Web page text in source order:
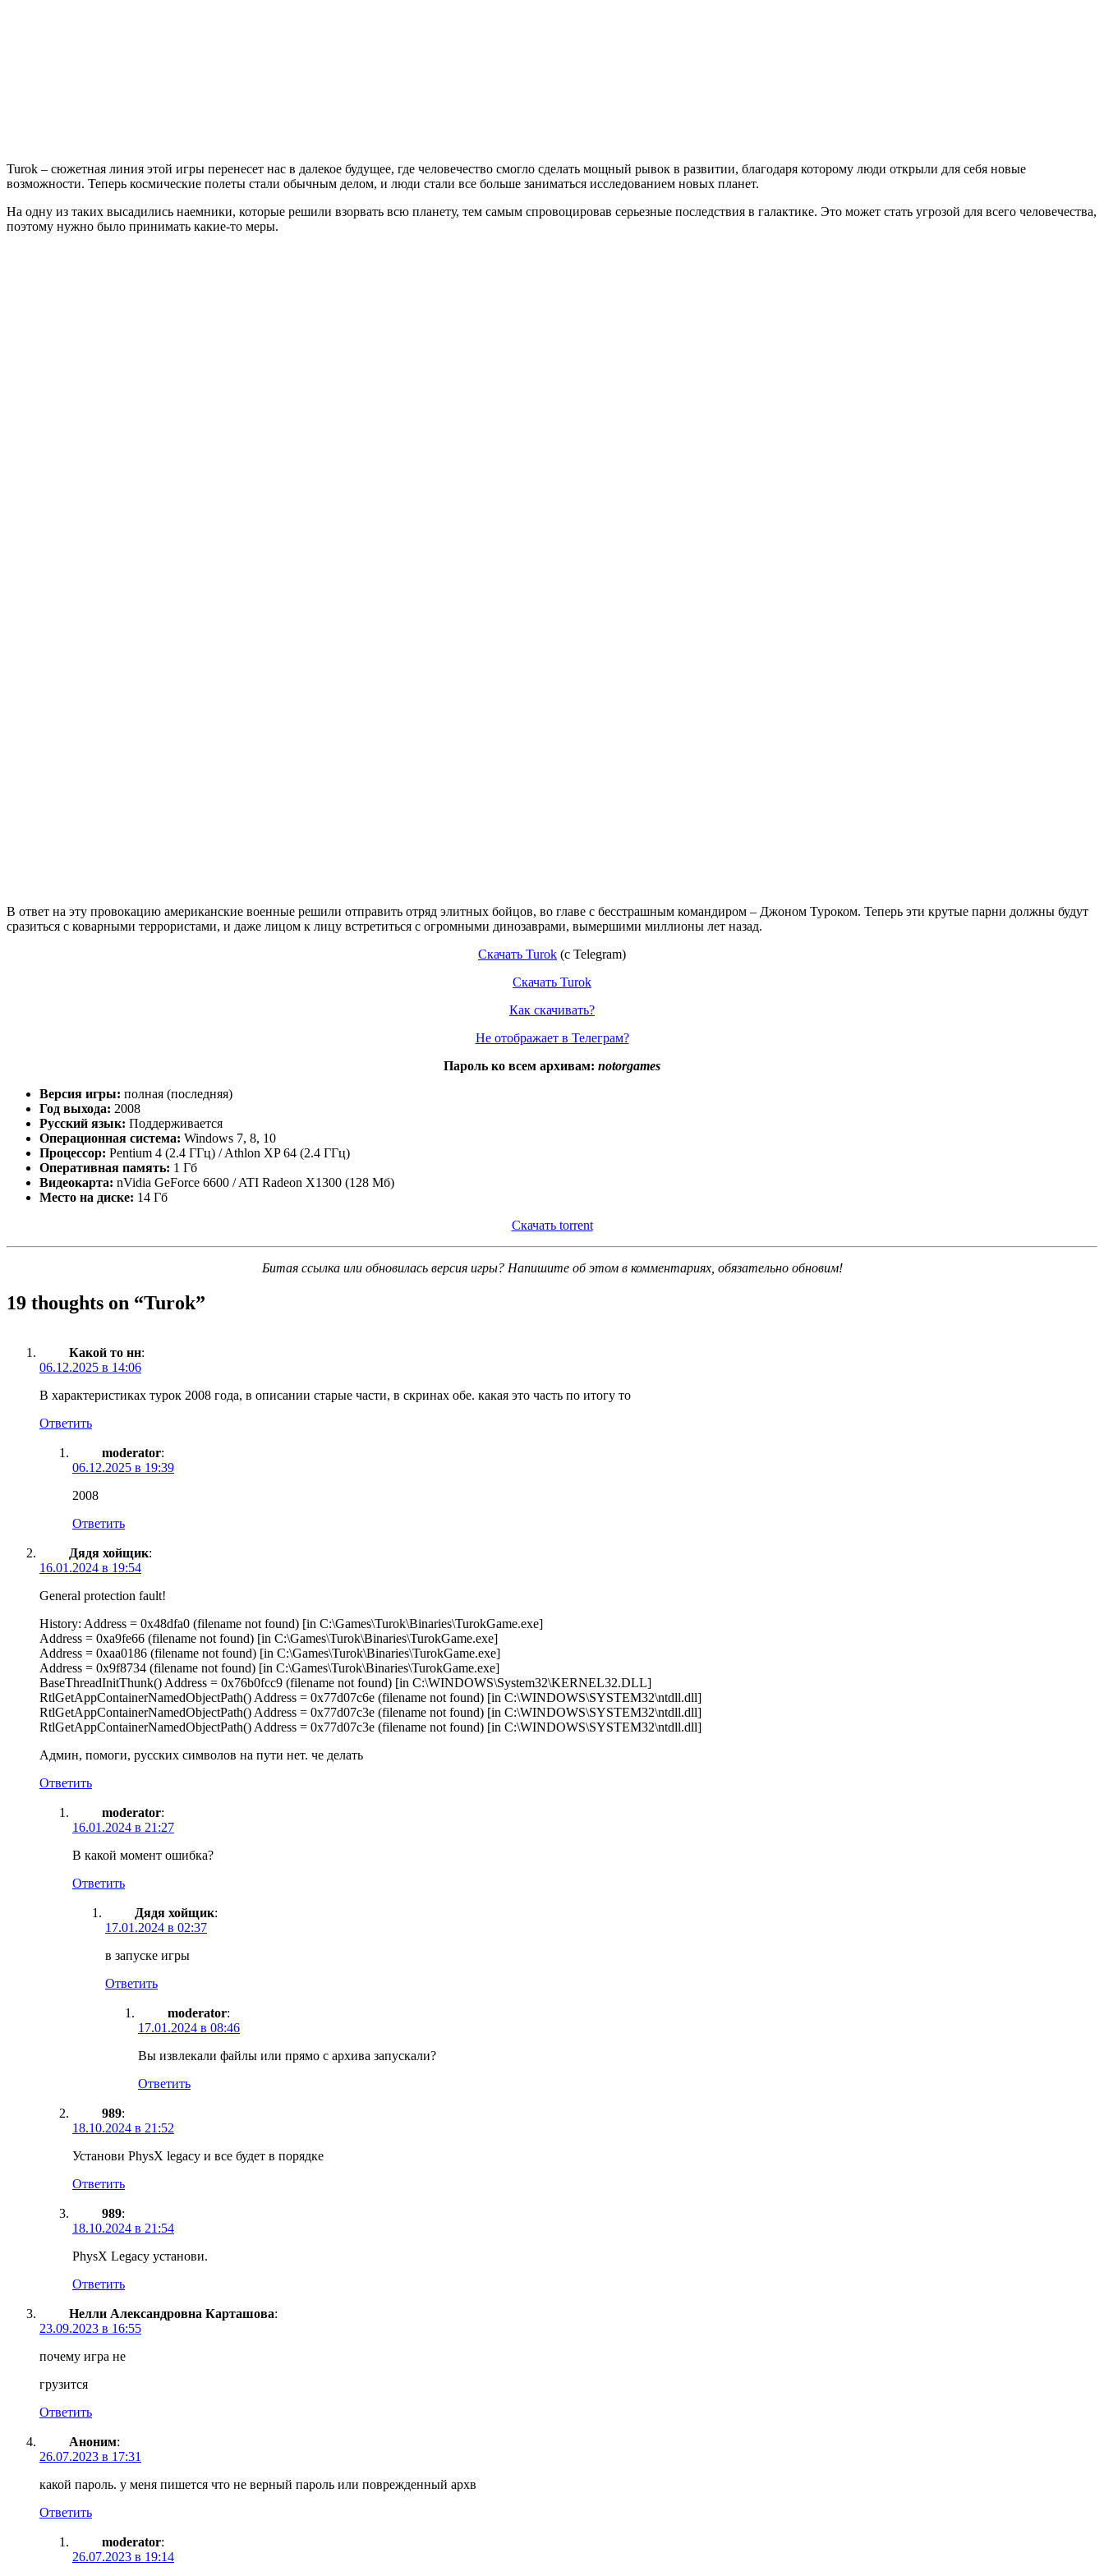
Turok – сюжетная линия этой игры перенесет нас в далекое будущее, где человечество смогло сделать мощный рывок в развитии, благодаря которому люди открыли для себя новые
возможности. Теперь космические полеты стали обычным делом, и люди стали все больше заниматься исследованием новых планет.
На одну из таких высадились наемники, которые решили взорвать всю планету, тем самым спровоцировав серьезные последствия в галактике. Это может стать угрозой для всего человечества,
поэтому нужно было принимать какие-то меры.
В ответ на эту провокацию американские военные решили отправить отряд элитных бойцов, во главе с бесстрашным командиром – Джоном Туроком. Теперь эти крутые парни должны будут
сразиться с коварными террористами, и даже лицом к лицу встретиться с огромными динозаврами, вымершими миллионы лет назад.
Скачать Turok (с Telegram)
Скачать Turok
Как скачивать?
Не отображает в Телеграм?
Пароль ко всем архивам: notorgames
Версия игры: полная (последняя)
Год выхода: 2008
Русский язык: Поддерживается
Операционная система: Windows 7, 8, 10
Процессор: Pentium 4 (2.4 ГГц) / Athlon XP 64 (2.4 ГГц)
Оперативная память: 1 Гб
Видеокарта: nVidia GeForce 6600 / ATI Radeon X1300 (128 Мб)
Место на диске: 14 Гб
Скачать torrent
Битая ссылка или обновилась версия игры? Напишите об этом в комментариях, обязательно обновим!
19 thoughts on “Turok”
Какой то нн:
06.12.2025 в 14:06
В характеристиках турок 2008 года, в описании старые части, в скринах обе. какая это часть по итогу то
Ответить
moderator:
06.12.2025 в 19:39
2008
Ответить
Дядя хойщик:
16.01.2024 в 19:54
General protection fault!
History: Address = 0x48dfa0 (filename not found) [in C:\Games\Turok\Binaries\TurokGame.exe]
Address = 0xa9fe66 (filename not found) [in C:\Games\Turok\Binaries\TurokGame.exe]
Address = 0xaa0186 (filename not found) [in C:\Games\Turok\Binaries\TurokGame.exe]
Address = 0x9f8734 (filename not found) [in C:\Games\Turok\Binaries\TurokGame.exe]
BaseThreadInitThunk() Address = 0x76b0fcc9 (filename not found) [in C:\WINDOWS\System32\KERNEL32.DLL]
RtlGetAppContainerNamedObjectPath() Address = 0x77d07c6e (filename not found) [in C:\WINDOWS\SYSTEM32\ntdll.dll]
RtlGetAppContainerNamedObjectPath() Address = 0x77d07c3e (filename not found) [in C:\WINDOWS\SYSTEM32\ntdll.dll]
RtlGetAppContainerNamedObjectPath() Address = 0x77d07c3e (filename not found) [in C:\WINDOWS\SYSTEM32\ntdll.dll]
Админ, помоги, русских символов на пути нет. че делать
Ответить
moderator:
16.01.2024 в 21:27
В какой момент ошибка?
Ответить
Дядя хойщик:
17.01.2024 в 02:37
в запуске игры
Ответить
moderator:
17.01.2024 в 08:46
Вы извлекали файлы или прямо с архива запускали?
Ответить
989:
18.10.2024 в 21:52
Установи PhysX legacy и все будет в порядке
Ответить
989:
18.10.2024 в 21:54
PhysX Legacy установи.
Ответить
Нелли Александровна Карташова:
23.09.2023 в 16:55
почему игра не
грузится
Ответить
Аноним:
26.07.2023 в 17:31
какой пароль. у меня пишется что не верный пароль или поврежденный архв
Ответить
moderator:
26.07.2023 в 19:14